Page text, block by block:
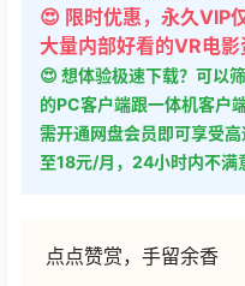
😍 限时优惠，永久VIP
大量内部好看的VR电影
😍 想体验极速下载？可以
的PC客户端跟一体机客户
需开通网盘会员即可享受
至18元/月，24小时内不满
点点赞赏，手留余香